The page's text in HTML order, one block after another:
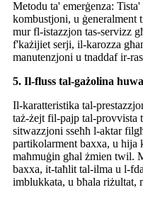
Metodu ta' emerġenza:
kombustjoni, u ġeneralment
mur fl-istazzjon tas-servizz
f'każijiet serji, il-karozza
manutenzjoni u tnaddaf ir-
5. Il-fluss tal-gażolina
Il-karatteristika tal-
taż-żejt fil-pajp tal-provvista
sitwazzjoni sseħħ l-aktar
partikolarment baxxa, u
maħmuġin għal żmien twil.
baxxa, it-taħlit tal-ilma u l-
imblukkata, u bħala riżultat,